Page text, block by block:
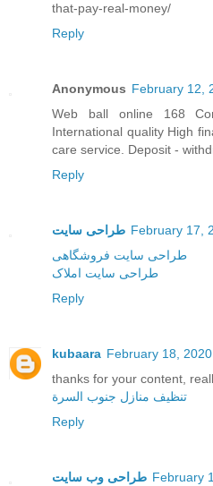
that-pay-real-money/
Reply
Anonymous February 12,
Web ball online 168
International quality High
care service. Deposit -
Reply
طراحی سایت February 17,
طراحی سایت فروشگاهی
طراحی سایت املاک
Reply
kubaara February 18,
thanks for your content,
تنظيف منازل جنوب السرة
Reply
طراحی وب سایت February